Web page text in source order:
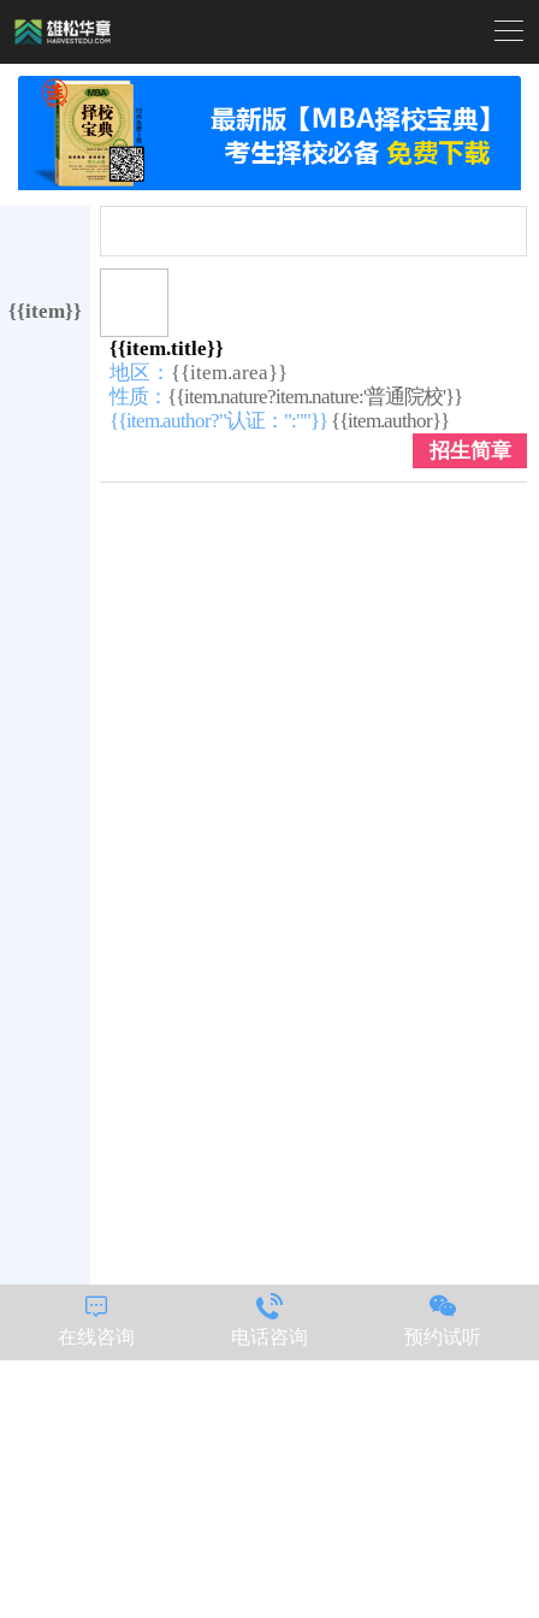

{{item}}
{{item.title}}
地区： {{item.area}}
性质： {{item.nature?item.nature:'普通院校'}}
{{item.author?"认证：":""}} {{item.author}}
招生简章

在线咨询

电话咨询

预约试听